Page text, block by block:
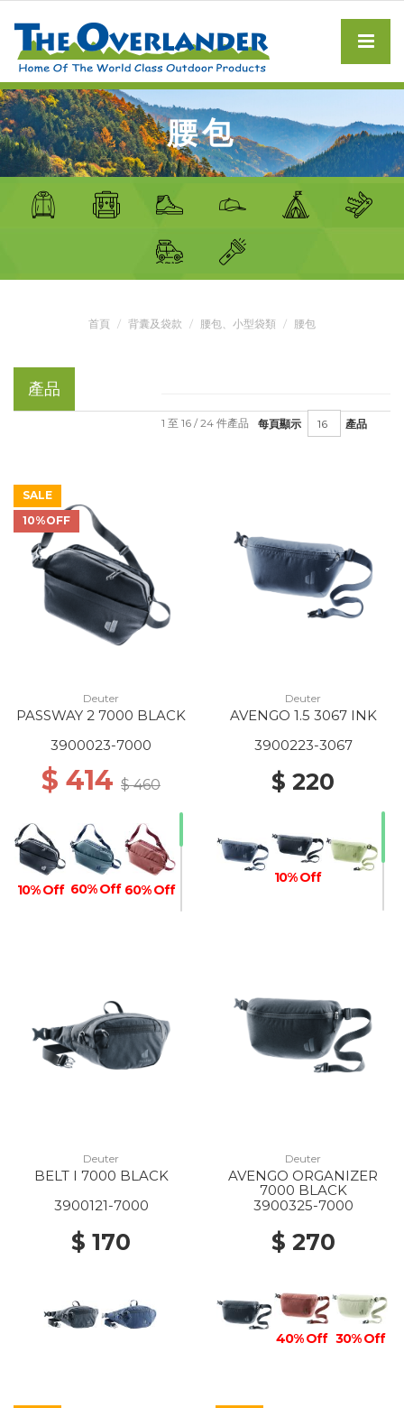
腰包
首頁 背囊及袋款 腰包、小型袋類 腰包
產品
每頁顯示 產品
1 至 16 / 24 件產品
SALE
10%OFF
Deuter
PASSWAY 2 7000 BLACK
3900023-7000
$ 414 $ 460
10% Off 60% Off 60% Off
Deuter
AVENGO 1.5 3067 INK
3900223-3067
$ 220
10% Off
Deuter
BELT I 7000 BLACK
3900121-7000
$ 170
Deuter
AVENGO ORGANIZER
7000 BLACK
3900325-7000
$ 270
40% Off 30% Off